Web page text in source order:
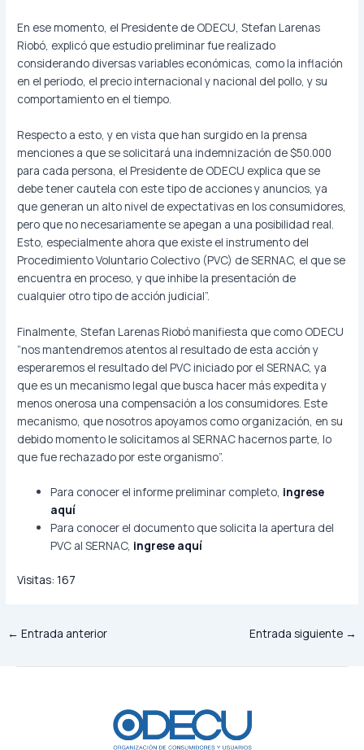
En ese momento, el Presidente de ODECU, Stefan Larenas
Riobó, explicó que estudio preliminar fue realizado
considerando diversas variables económicas, como la inflación
en el periodo, el precio internacional y nacional del pollo, y su
comportamiento en el tiempo.
Respecto a esto, y en vista que han surgido en la prensa
menciones a que se solicitará una indemnización de $50.000
para cada persona, el Presidente de ODECU explica que se
debe tener cautela con este tipo de acciones y anuncios, ya
que generan un alto nivel de expectativas en los consumidores,
pero que no necesariamente se apegan a una posibilidad real.
Esto, especialmente ahora que existe el instrumento del
Procedimiento Voluntario Colectivo (PVC) de SERNAC, el que se
encuentra en proceso, y que inhibe la presentación de
cualquier otro tipo de acción judicial”.
Finalmente, Stefan Larenas Riobó manifiesta que como ODECU
“nos mantendremos atentos al resultado de esta acción y
esperaremos el resultado del PVC iniciado por el SERNAC, ya
que es un mecanismo legal que busca hacer más expedita y
menos onerosa una compensación a los consumidores. Este
mecanismo, que nosotros apoyamos como organización, en su
debido momento le solicitamos al SERNAC hacernos parte, lo
que fue rechazado por este organismo”.
Para conocer el informe preliminar completo, ingrese
aquí
Para conocer el documento que solicita la apertura del
PVC al SERNAC, ingrese aquí
Visitas: 167
← Entrada anterior Entrada siguiente →